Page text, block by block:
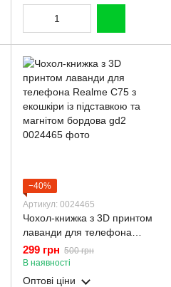
−40%
Артикул: 0024465
Чохол-книжка з 3D принтом
лаванди для телефона
Realme C75 з екошкіри із
підставкою та магнітом
бордова gd2
299 грн 500 грн
В наявності
Оптові ціни